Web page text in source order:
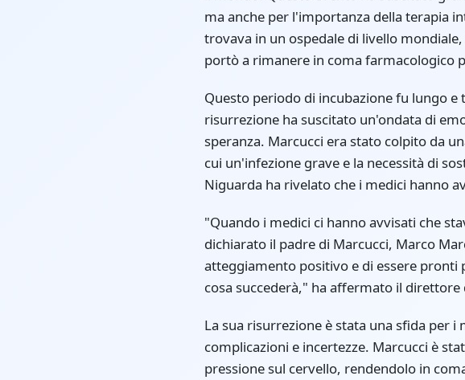
ma anche per l'importanza della terapia
trovava in un ospedale di livello
portò a rimanere in coma farmacologico
Questo periodo di incubazione fu lungo
risurrezione ha suscitato un'ondata di
speranza. Marcucci era stato colpito da
cui un'infezione grave e la necessità di
Niguarda ha rivelato che i medici hanno
"Quando i medici ci hanno avvisati che
dichiarato il padre di Marcucci, Marco
atteggiamento positivo e di essere
cosa succederà," ha affermato il direttore
La sua risurrezione è stata una sfida per
complicazioni e incertezze. Marcucci è
pressione sul cervello, rendendolo in